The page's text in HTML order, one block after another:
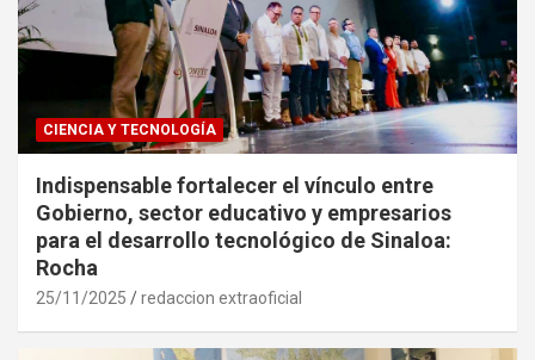
CIENCIA Y TECNOLOGÍA
Indispensable fortalecer el vínculo entre
Gobierno, sector educativo y empresarios
para el desarrollo tecnológico de Sinaloa:
Rocha
25/11/2025 redaccion extraoficial